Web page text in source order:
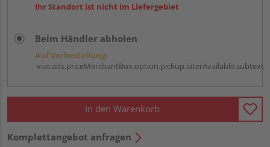
Ihr Standort ist nicht im Liefergebiet
Beim Händler abholen
Auf Vorbestellung:
vue.ads.priceMerchantBox.option.pickup.laterAvailable.subtext
In den Warenkorb
Komplettangebot anfragen